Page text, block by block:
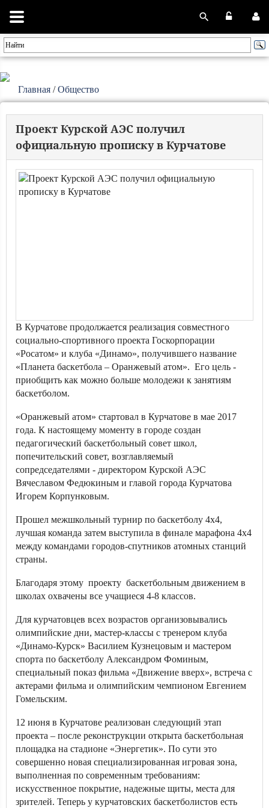
Главная /Общество
Проект Курской АЭС получил
официальную прописку в Курчатове
В Курчатове продолжается реализация совместного
социально-спортивного проекта Госкорпорации
«Росатом» и клуба «Динамо», получившего название
«Планета баскетбола – Оранжевый атом». Его цель -
приобщить как можно больше молодежи к занятиям
баскетболом.
«Оранжевый атом» стартовал в Курчатове в мае 2017
года. К настоящему моменту в городе создан
педагогический баскетбольный совет школ,
попечительский совет, возглавляемый
сопредседателями - директором Курской АЭС
Вячеславом Федюкиным и главой города Курчатова
Игорем Корпунковым.
Прошел межшкольный турнир по баскетболу 4х4,
лучшая команда затем выступила в финале марафона 4х4
между командами городов-спутников атомных станций
страны.
Благодаря этому проекту баскетбольным движением в
школах охвачены все учащиеся 4-8 классов.
Для курчатовцев всех возрастов организовывались
олимпийские дни, мастер-классы с тренером клуба
«Динамо-Курск» Василием Кузнецовым и мастером
спорта по баскетболу Александром Фоминым,
специальный показ фильма «Движение вверх», встреча с
актерами фильма и олимпийским чемпионом Евгением
Гомельским.
12 июня в Курчатове реализован следующий этап
проекта – после реконструкции открыта баскетбольная
площадка на стадионе «Энергетик». По сути это
совершенно новая специализированная игровая зона,
выполненная по современным требованиям:
искусственное покрытие, надежные щиты, места для
зрителей. Теперь у курчатовских баскетболистов есть